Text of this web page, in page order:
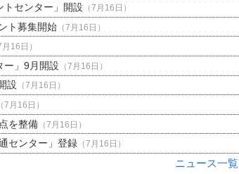
センター」開設 （7月16日）
ト募集開始（7月16日）
月16日）
ー」9月開設 （7月16日）
設 （7月16日）
7月16日）
を整備（7月16日）
センター」登録（7月16日）
ニュース一覧